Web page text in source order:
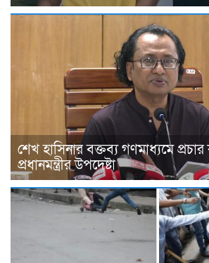
শেখ হাসিনার বক্তব্য গণমাধ্যমে
প্রধানমন্ত্রীর উপদেষ্টা